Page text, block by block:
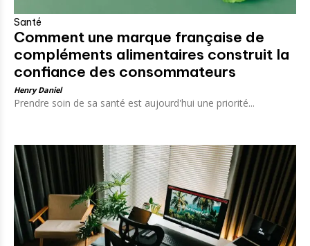
Santé
Comment une marque française de
compléments alimentaires construit la
confiance des consommateurs
Henry Daniel
Prendre soin de sa santé est aujourd'hui une priorité...